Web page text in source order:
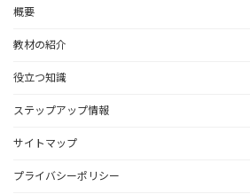
概要
教材の紹介
役立つ知識
ステップアップ情報
サイトマップ
プライバシーポリシー